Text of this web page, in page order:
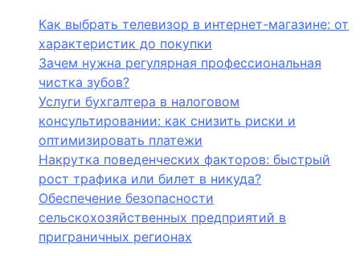
Как выбрать телевизор в интернет-магазине: от
характеристик до покупки
Зачем нужна регулярная профессиональная
чистка зубов?
Услуги бухгалтера в налоговом
консультировании: как снизить риски и
оптимизировать платежи
Накрутка поведенческих факторов: быстрый
рост трафика или билет в никуда?
Обеспечение безопасности
сельскохозяйственных предприятий в
приграничных регионах